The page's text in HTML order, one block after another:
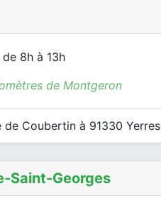
8h à 13h
de Montgeron
de Coubertin à 91330 Yerres
Saint-Georges